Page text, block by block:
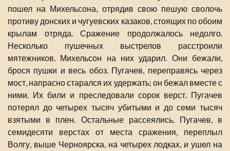
пошел на Михельсона, отрядив свою пешую сволочь
противу донских и чугуевских казаков, стоящих по обоим
крылам отряда. Сражение продолжалось недолго.
Несколько пушечных выстрелов расстроили
мятежников. Михельсон на них ударил. Они бежали,
брося пушки и весь обоз. Пугачев, переправясь через
мост, напрасно старался их удержать; он бежал вместе с
ними. Их били и преследовали сорок верст. Пугачев
потерял до четырех тысяч убитыми и до семи тысяч
взятыми в плен. Остальные рассеялись. Пугачев, в
семидесяти верстах от места сражения, переплыл
Волгу, выше Черноярска, на четырех лодках, и ушел на